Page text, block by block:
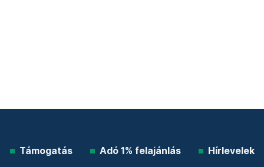
Támogatás Adó 1% felajánlás Hírlevelek